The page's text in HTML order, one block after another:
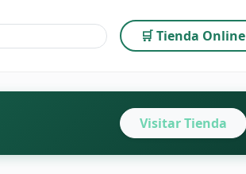
🛒 Tienda Online
Visitar Tienda